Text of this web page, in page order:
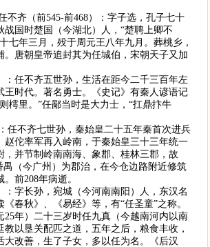
不齐（前545-前468）：字子选，孔子七十
战国时楚国（今湖北）人，“楚聘上卿不
七年三月，殁于周元王八年九月。葬桃乡，
。唐朝皇帝追封其为任城伯，宋朝天子又加
：任不齐五世孙，生活在距今二千三百年左
王时代。著名勇士。《史记》有秦人谚语记
樗里。”任鄙当时是大力士，“扛鼎抃牛
任不齐七世孙，秦始皇二十五年秦首次进兵
赵佗率军再入岭南，于秦始皇三十三年统一
，并节制岭南南海、象郡、桂林三郡，故
禺（今广州）为郡治，在今仓边路附近修筑
前208年病逝。
：字长孙，宛城（今河南南阳）人，东汉名
春秋》、《易经》等，有“任圣童”之称。
25年）二十三岁时任九真（今越南河内以南
教以垦关配匹之道，五年之后，粮食丰收，
大改善，生了子女，多以任为名。《后汉